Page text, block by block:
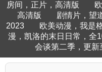
房间，正片，高清版
高清版
剧情片，望
2023
欧美动漫，我是
漫，凯洛的末日日常，全
会谈第二季，更